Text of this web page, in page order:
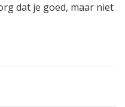
dat je goed, maar niet